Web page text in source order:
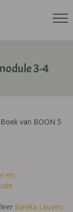
3-4
van BOON 5
en
Eureka Leuven